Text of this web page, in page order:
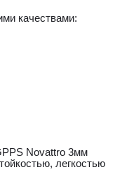
качествами:
Novattro 3мм
легкостью